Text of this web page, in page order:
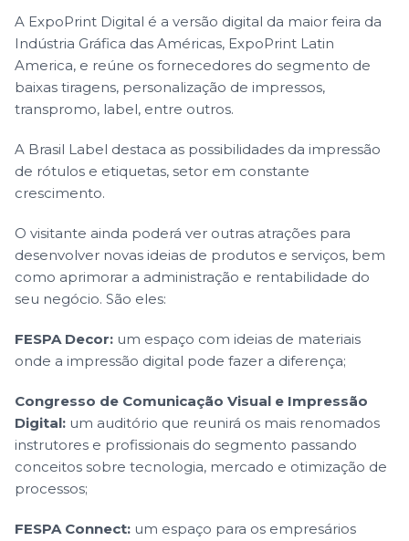
A ExpoPrint Digital é a versão digital da maior feira da
Indústria Gráfica das Américas, ExpoPrint Latin
America, e reúne os fornecedores do segmento de
baixas tiragens, personalização de impressos,
transpromo, label, entre outros.
A Brasil Label destaca as possibilidades da impressão
de rótulos e etiquetas, setor em constante
crescimento.
O visitante ainda poderá ver outras atrações para
desenvolver novas ideias de produtos e serviços, bem
como aprimorar a administração e rentabilidade do
seu negócio. São eles:
FESPA Decor: um espaço com ideias de materiais
onde a impressão digital pode fazer a diferença;
Congresso de Comunicação Visual e Impressão
Digital: um auditório que reunirá os mais renomados
instrutores e profissionais do segmento passando
conceitos sobre tecnologia, mercado e otimização de
processos;
FESPA Connect: um espaço para os empresários